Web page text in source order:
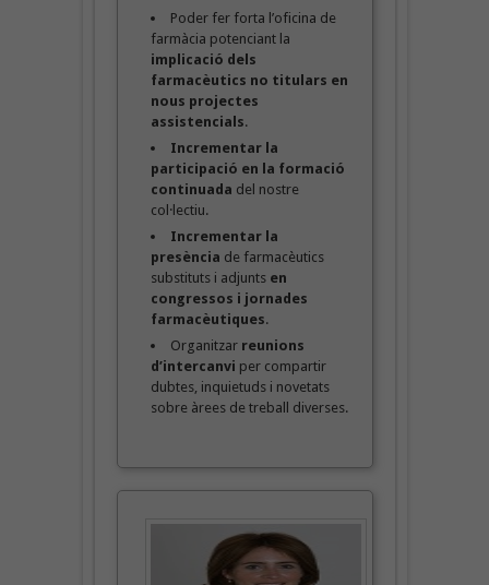
Poder fer forta l’oficina de
farmàcia potenciant la
implicació dels
farmacèutics no titulars en
nous projectes
assistencials.
Incrementar la
participació en la formació
continuada del nostre
col·lectiu.
Incrementar la
presència de farmacèutics
substituts i adjunts en
congressos i jornades
farmacèutiques.
Organitzar reunions
d’intercanvi per compartir
dubtes, inquietuds i novetats
sobre àrees de treball diverses.